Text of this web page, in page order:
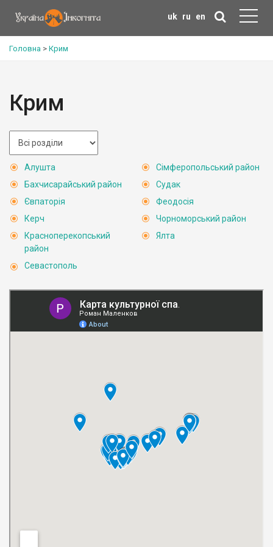
uk ru en
Головна > Крим
Крим
Алушта
Бахчисарайський район
Євпаторія
Керч
Красноперекопський
район
Севастополь
Сімферопольський район
Судак
Феодосія
Чорноморський район
Ялта